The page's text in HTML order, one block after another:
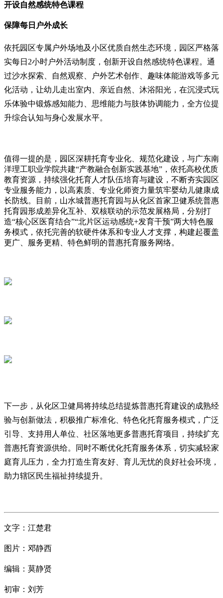
开设自然感统特色课程
保障每日户外成长
依托园区专属户外场地及小区优质自然生态环境，园区严格落
实每日2小时户外活动制度，创新开设自然感统特色课程。通
过沙水探索、自然观察、户外艺术创作、趣味体能游戏等多元
化活动，让幼儿走出室内、亲近自然、沐浴阳光，在沉浸式玩
乐体验中锻炼感知能力、思维能力与肢体协调能力，全方位提
升综合认知与身心发展水平。
值得一提的是，园区深耕托育专业化、规范化建设，与广东南
洋理工职业学院共建“产教融合创新实践基地”，依托高校优质
教育资源，持续强化托育人才队伍培育与建设，不断夯实园区
专业服务能力，以高素质、专业化师资力量筑牢婴幼儿健康成
长防线。目前，山水城普惠托育园与从化区首家卫健系统普惠
托育园形成差异化互补、双核联动的示范发展格局，分别打
造“核心区医育结合”“北片区运动感统+发育干预”两大特色服
务模式，依托完善的软硬件体系和专业人才支撑，构建起覆盖
更广、服务更精、特色鲜明的普惠托育服务网络。
下一步，从化区卫健局将持续总结提炼普惠托育建设的成熟经
验与创新做法，积极推广标准化、特色化托育服务模式，广泛
引导、支持用人单位、社区落地更多普惠托育项目，持续扩充
普惠托育资源供给。同时不断优化托育服务体系，切实减轻家
庭育儿压力，全力打造生育友好、育儿无忧的良好社会环境，
助力辖区民生福祉持续提升。
文字：江楚君
图片：邓静西
编辑：莫静贤
初审：刘芳